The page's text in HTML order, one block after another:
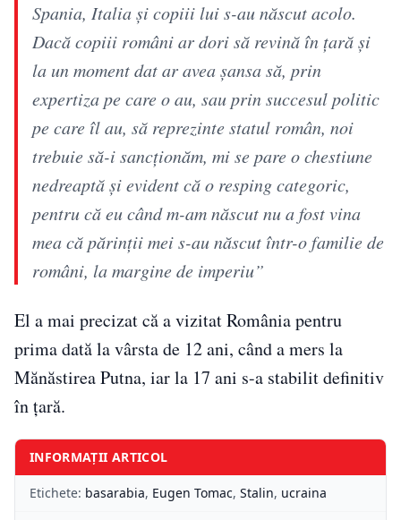
Spania, Italia şi copiii lui s-au născut acolo.
Dacă copiii români ar dori să revină în ţară şi
la un moment dat ar avea şansa să, prin
expertiza pe care o au, sau prin succesul politic
pe care îl au, să reprezinte statul român, noi
trebuie să-i sancţionăm, mi se pare o chestiune
nedreaptă şi evident că o resping categoric,
pentru că eu când m-am născut nu a fost vina
mea că părinţii mei s-au născut într-o familie de
români, la margine de imperiu”
El a mai precizat că a vizitat România pentru
prima dată la vârsta de 12 ani, când a mers la
Mănăstirea Putna, iar la 17 ani s-a stabilit definitiv
în țară.
INFORMAȚII ARTICOL
Etichete: basarabia, Eugen Tomac, Stalin, ucraina